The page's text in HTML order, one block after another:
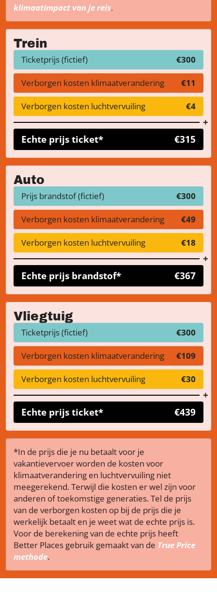
klimaatimpact van je reis.
Trein
Ticketprijs (fictief) €300
Verborgen kosten klimaatverandering €11
Verborgen kosten luchtvervuiling €4
Echte prijs ticket* €315
Auto
Prijs brandstof (fictief) €300
Verborgen kosten klimaatverandering €49
Verborgen kosten luchtvervuiling €18
Echte prijs brandstof* €367
Vliegtuig
Ticketprijs (fictief) €300
Verborgen kosten klimaatverandering €109
Verborgen kosten luchtvervuiling €30
Echte prijs ticket* €439
*In de prijs die je nu betaalt voor je
vakantievervoer worden de kosten voor
klimaatverandering en luchtvervuiling niet
meegerekend. Terwijl die kosten er wel zijn voor
anderen of toekomstige generaties. Tel de prijs
van de verborgen kosten op bij de prijs die je
werkelijk betaalt en je weet wat de echte prijs is.
Voor de berekening van de echte prijs heeft
Better Places gebruik gemaakt van de True Price
methode.